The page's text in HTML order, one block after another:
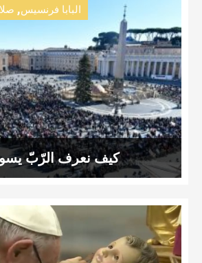
البابا فرنسيس,
كيف نعرف الرّبّ